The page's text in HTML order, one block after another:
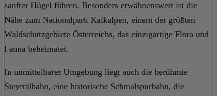
sanfter Hügel führen. Besonders erwähnenswert ist die
Nähe zum Nationalpark Kalkalpen, einem der größten
Waldschutzgebiete Österreichs, das einzigartige Flora und
Fauna beheimatet.
In unmittelbarer Umgebung liegt auch die berühmte
Steyrtalbahn, eine historische Schmalspurbahn, die